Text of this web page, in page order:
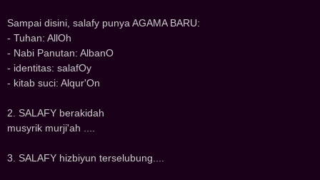
Sampai disini, salafy punya AGAMA BARU:
- Tuhan: AllOh
- Nabi Panutan: AlbanO
- identitas: salafOy
- kitab suci: Alqur'On
2. SALAFY berakidah
musyrik murji'ah ....
3. SALAFY hizbiyun terselubung....